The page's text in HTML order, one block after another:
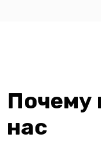
Почему
нас